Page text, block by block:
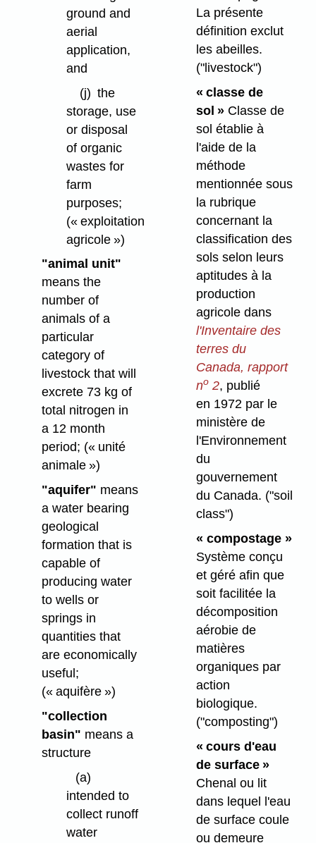
ground and
aerial
application,
and
(j) the
storage, use
or disposal
of organic
wastes for
farm
purposes;
(« exploitation
agricole »)
"animal unit"
means the
number of
animals of a
particular
category of
livestock that will
excrete 73 kg of
total nitrogen in
a 12 month
period; (« unité
animale »)
"aquifer" means
a water bearing
geological
formation that is
capable of
producing water
to wells or
springs in
quantities that
are economically
useful;
(« aquifère »)
"collection
basin" means a
structure
(a)
intended to
collect runoff
water
La présente
définition exclut
les abeilles.
("livestock")
« classe de
sol »Classe de
sol établie à
l'aide de la
méthode
mentionnée sous
la rubrique
concernant la
classification des
sols selon leurs
aptitudes à la
production
agricole dans
l'Inventaire des
terres du
Canada, rapport
no2, publié
en 1972 par le
ministère de
l'Environnement
du
gouvernement
du Canada. ("soil
class")
« compostage »
Système conçu
et géré afin que
soit facilitée la
décomposition
aérobie de
matières
organiques par
action
biologique.
("composting")
« cours d'eau
de surface »
Chenal ou lit
dans lequel l'eau
de surface coule
ou demeure